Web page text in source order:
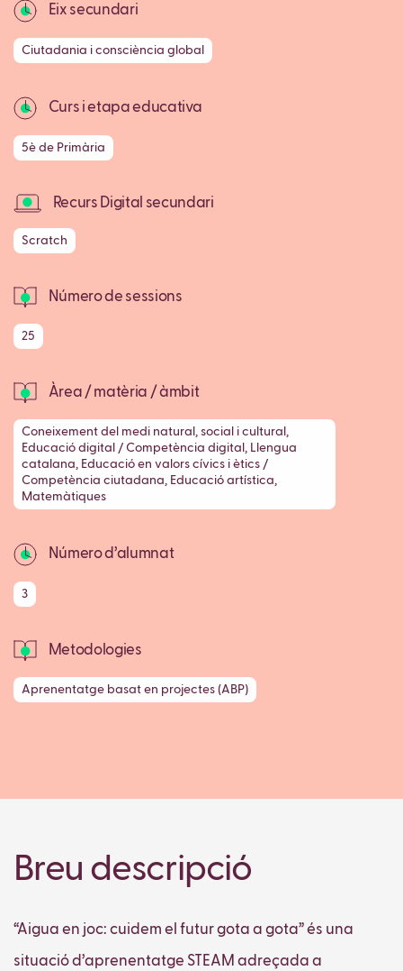
Eix secundari
Ciutadania i consciència global
Curs i etapa educativa
5è de Primària
Recurs Digital secundari
Scratch
Número de sessions
25
Àrea / matèria / àmbit
Coneixement del medi natural, social i cultural,
Educació digital / Competència digital, Llengua
catalana, Educació en valors cívics i ètics /
Competència ciutadana, Educació artística,
Matemàtiques
Número d’alumnat
3
Metodologies
Aprenentatge basat en projectes (ABP)
Breu descripció
“Aigua en joc: cuidem el futur gota a gota” és una
situació d’aprenentatge STEAM adreçada a